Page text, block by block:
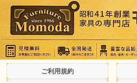
ご利用規約